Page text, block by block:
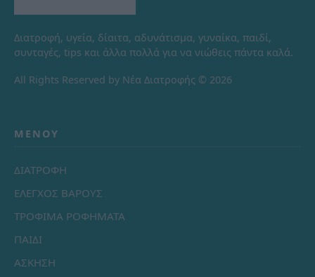
Διατροφή, υγεία, δίαιτα, αδυνάτισμα, γυναίκα, παιδί,
συνταγές, tips και άλλα πολλά για να νιώθεις πάντα καλά.
All Rights Reserved by Νέα Διατροφής © 2026
ΜΕΝΟΎ
ΔΙΑΤΡΟΦΗ
ΕΛΕΓΧΟΣ ΒΑΡΟΥΣ
ΤΡΟΦΙΜΑ ΡΟΦΗΜΑΤΑ
ΠΑΙΔΙ
ΑΣΚΗΣΗ